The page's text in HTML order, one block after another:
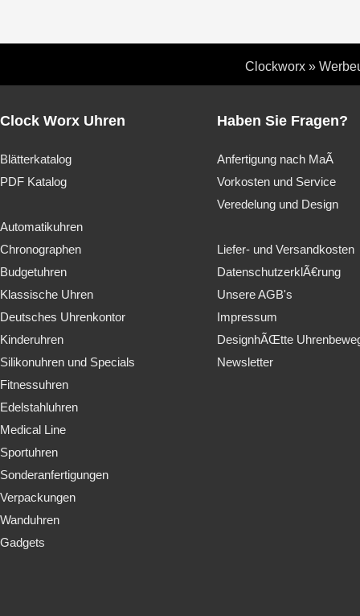
Clockworx »
Clock Worx Uhren
Blätterkatalog
PDF Katalog
Automatikuhren
Chronographen
Budgetuhren
Klassische Uhren
Deutsches Uhrenkontor
Kinderuhren
Silikonuhren und Specials
Fitnessuhren
Edelstahluhren
Medical Line
Sportuhren
Sonderanfertigungen
Verpackungen
Wanduhren
Gadgets
Haben Sie Fragen?
Anfertigung nach MaÃ
Vorkosten und Service
Veredelung und Design
Liefer- und Versandkosten
DatenschutzerklÃ€rung
Unsere AGB's
Impressum
DesignhÃŒtte
Newsletter